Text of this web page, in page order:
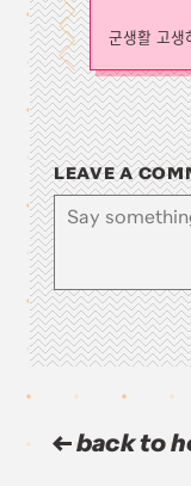
군생활 고생
LEAVE A
back to